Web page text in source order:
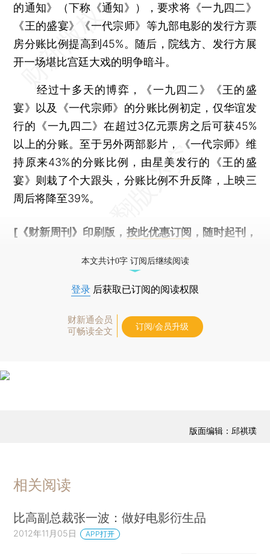
的通知》（下称《通知》），要求将《一九四二》
《王的盛宴》《一代宗师》等九部电影的发行方票
房分账比例提高到45%。随后，院线方、发行方展
开一场堪比宫廷大戏的明争暗斗。
经过十多天的博弈，《一九四二》《王的盛
宴》以及《一代宗师》的分账比例初定，仅华谊发
行的《一九四二》在超过3亿元票房之后可获45%
以上的分账。至于另外两部影片，《一代宗师》维
持原来43%的分账比例，由星美发行的《王的盛
宴》则栽了个大跟头，分账比例不升反降，上映三
周后将降至39%。
[《财新周刊》印刷版， 按此优惠订阅 ，随时起刊，
本文共计0字 订阅后继续阅读
登录 后获取已订阅的阅读权限
财新通会员
可畅读全文
订阅/会员升级
版面编辑：邱祺璞
相关阅读
比高副总裁张一波：做好电影衍生品
2012年11月05日 APP打开